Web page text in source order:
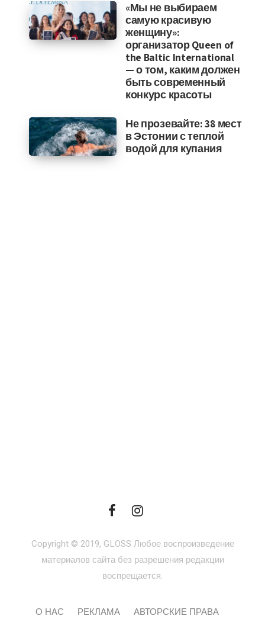
«Мы не выбираем
самую красивую
женщину»:
организатор Queen of
the Baltic International
— о том, каким должен
быть современный
конкурс красоты
Не прозевайте: 38 мест
в Эстонии с теплой
водой для купания
Copyright © 2019, GLOSS Любое воспроизведение
материалов сайта без разрешения редакции
воспрещается.
О НАС РЕКЛАМА АВТОРСКИЕ ПРАВА